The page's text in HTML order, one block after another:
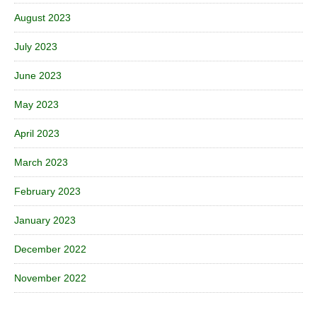
August 2023
July 2023
June 2023
May 2023
April 2023
March 2023
February 2023
January 2023
December 2022
November 2022